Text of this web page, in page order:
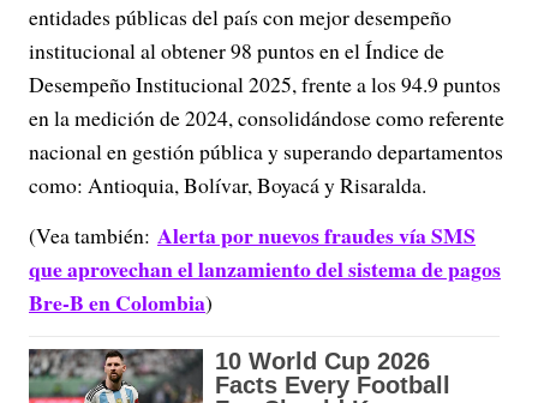
entidades públicas del país con mejor desempeño
institucional al obtener 98 puntos en el Índice de
Desempeño Institucional 2025, frente a los 94.9 puntos
en la medición de 2024, consolidándose como referente
nacional en gestión pública y superando departamentos
como: Antioquia, Bolívar, Boyacá y Risaralda.
(Vea también: Alerta por nuevos fraudes vía SMS
que aprovechan el lanzamiento del sistema de pagos
Bre-B en Colombia)